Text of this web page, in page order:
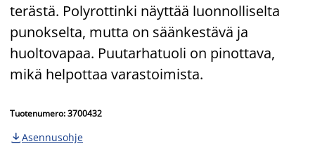
terästä. Polyrottinki näyttää luonnolliselta
punokselta, mutta on säänkestävä ja
huoltovapaa. Puutarhatuoli on pinottava,
mikä helpottaa varastoimista.
Tuotenumero: 3700432
 Asennusohje